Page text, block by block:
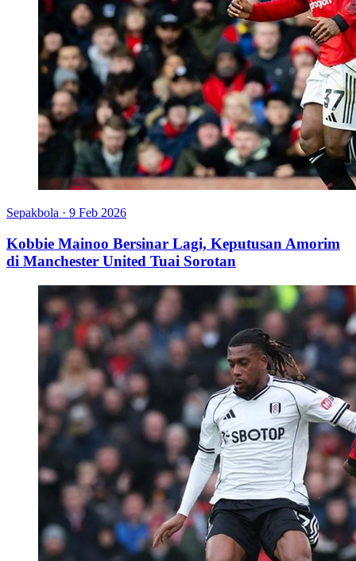
Sepakbola · 9 Feb 2026
Kobbie Mainoo Bersinar Lagi, Keputusan Amorim
di Manchester United Tuai Sorotan